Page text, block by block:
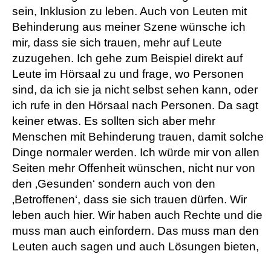
sein, Inklusion zu leben. Auch von Leuten mit
Behinderung aus meiner Szene wünsche ich
mir, dass sie sich trauen, mehr auf Leute
zuzugehen. Ich gehe zum Beispiel direkt auf
Leute im Hörsaal zu und frage, wo Personen
sind, da ich sie ja nicht selbst sehen kann, oder
ich rufe in den Hörsaal nach Personen. Da sagt
keiner etwas. Es sollten sich aber mehr
Menschen mit Behinderung trauen, damit solche
Dinge normaler werden. Ich würde mir von allen
Seiten mehr Offenheit wünschen, nicht nur von
den ‚Gesunden‘ sondern auch von den
‚Betroffenen‘, dass sie sich trauen dürfen. Wir
leben auch hier. Wir haben auch Rechte und die
muss man auch einfordern. Das muss man den
Leuten auch sagen und auch Lösungen bieten,